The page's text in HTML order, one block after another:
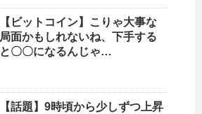
【ビットコイン】こりゃ大事な
局面かもしれないね、下手する
と〇〇になるんじゃ…
【話題】9時頃から少しずつ上昇